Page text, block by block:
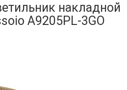
накладной
A9205PL-3GO